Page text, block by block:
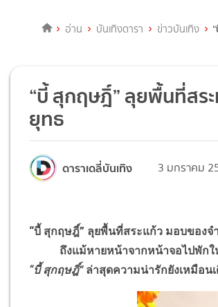
อ่าน บันเทิงดารา ข่าวบันเทิง
“บี้ สุกฤษฎิ์” ลุยพื้นที่สร
ยุทธ
ดาราเดลี่บันเทิง 3 มกราคม
“บี้ สุกฤษฎิ์” ลุยพื้นที่สระแก้ว มอบของ
ถึงแม้หายหน้าจากหน้าจอไปพักให
“บี้ สุกฤษฎิ์”ล่าสุดความน่ารักยังเหมือน